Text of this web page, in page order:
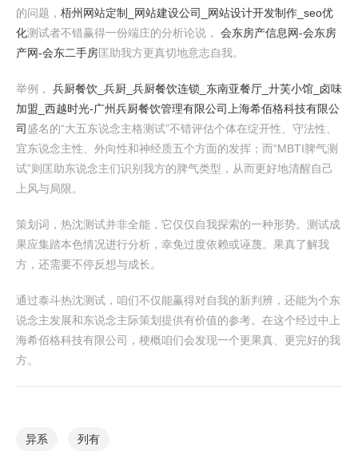
的问题， 梧州网站定制_网站建设公司_网站设计开发制作_seo优
化测试者不错赢得一份端庄的分析论说， 会东房产信息网-会东房
产网-会东二手房匡助我方更真切地意志自我。
举例， 兵厨餐饮_兵厨_兵厨餐饮连锁_东南亚餐厅_廾芙小馆_卤味
加盟_西越时光-广州兵厨餐饮管理有限公司
上海希佰格科技有限公
司 盛名的“大五东说念主格测试”不错评估个体在绽开性、守法性、
宜东说念主性、外向性和神经质五个方面的发挥；而“MBTI脾气测
试”则匡助东说念主们识别我方的脾气类型，从而更好地清醒自己
上风与局限。
策划词，热沈测试并非全能，它仅仅自我探索的一种形势。测试成
果应集踏本色情况进行分析，幸免过度依赖或诬蔑。果真了解我
方，还需要不停反想与成长。
通过泰斗热沈测试，咱们不仅能赢得对自我的新判辨，还能为个东
说念主发展和东说念主际策划提供有价值的参考。在这个经过中上
海希佰格科技有限公司，梗概咱们会发现一个更果真、更完好的我
方。
异系 列有